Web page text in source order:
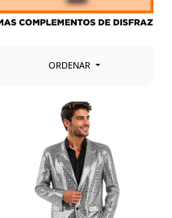
ORDENAR